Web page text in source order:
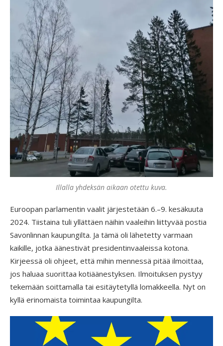
Illalla yhdeksän aikaan otettu kuva.
Euroopan parlamentin vaalit järjestetään 6.–9. kesäkuuta
2024. Tiistaina tuli yllättäen näihin vaaleihin liittyvää postia
Savonlinnan kaupungilta. Ja tämä oli lähetetty varmaan
kaikille, jotka äänestivät presidentinvaaleissa kotona.
Kirjeessä oli ohjeet, että mihin mennessä pitää ilmoittaa,
jos haluaa suorittaa kotiäänestyksen. Ilmoituksen pystyy
tekemään soittamalla tai esitäytetyllä lomakkeella. Nyt on
kyllä erinomaista toimintaa kaupungilta.